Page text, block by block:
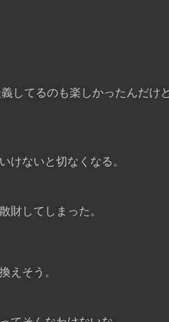
してるのも楽しかったんだけ
けないと切なくなる。
財してしまった。
えそう。